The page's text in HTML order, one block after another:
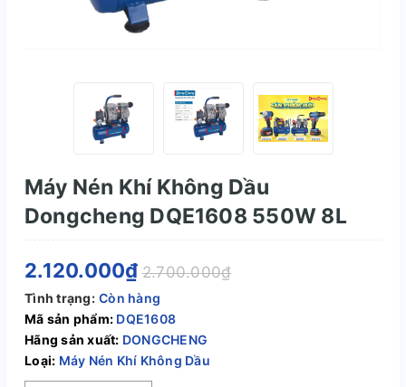
Máy Nén Khí Không Dầu
Dongcheng DQE1608 550W 8L
2.120.000₫ 2.700.000₫
Tình trạng: Còn hàng
Mã sản phẩm: DQE1608
Hãng sản xuất: DONGCHENG
Loại: Máy Nén Khí Không Dầu